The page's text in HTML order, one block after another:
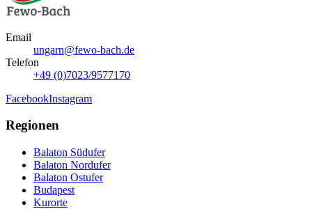
Email
ungarn@fewo-bach.de
Telefon
+49 (0)7023/9577170
FacebookInstagram
Regionen
Balaton Südufer
Balaton Nordufer
Balaton Ostufer
Budapest
Kurorte